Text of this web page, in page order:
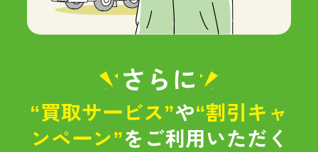
さらに
“買取サービス”や“割引キャ
ンペーン”をご利用いただく